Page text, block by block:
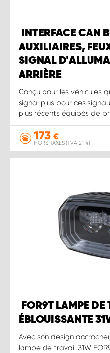
INTERFACE CAN
AUXILIAIRES,
SIGNAL
ARRIÈRE
Conçu pour les véhicules
signal plus pour ces
plus récents équipés de
173 €
HORS TAXES (TVA 21 %)
FOR9T LAMPE DE
ÉBLOUISSANTE
Avec son design
lampe de travail 31W